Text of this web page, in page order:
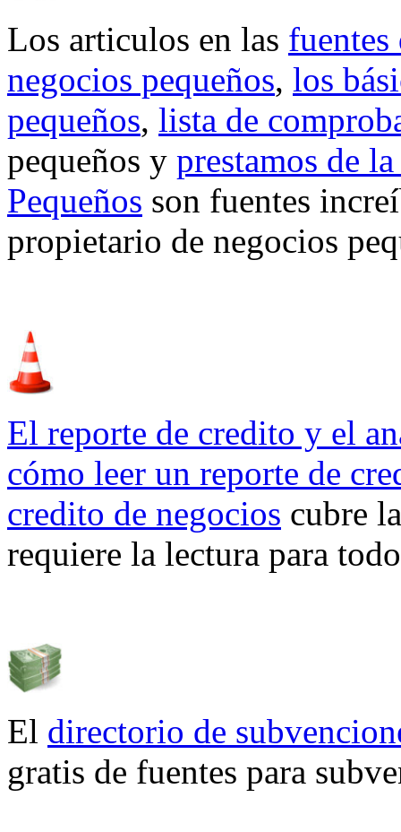
Los articulos en las
negocios pequeños, los
pequeños, lista de
pequeños y prestamos de
Pequeños son fuentes
propietario de negocios
El reporte de credito y el
cómo leer un reporte de
credito de negocios cubre
requiere la lectura para
El directorio de
gratis de fuentes para